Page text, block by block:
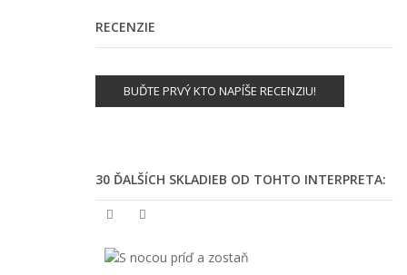
RECENZIE
BUĎTE PRVÝ KTO NAPÍŠE RECENZIU!
30 ĎALŠÍCH SKLADIEB OD TOHTO INTERPRETA: